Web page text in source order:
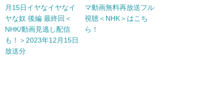
月15日イヤなイヤなイ
ヤな奴 後編 最終回＜
NHK/動画見逃し配信
も！＞2023年12月15日
放送分
マ動画無料再放送フル
視聴＜NHK＞はこち
ら！